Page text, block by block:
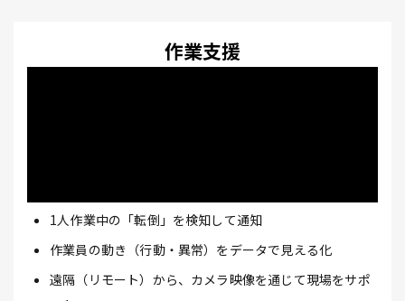
作業支援
1人作業中の「転倒」を検知して通知
作業員の動き（行動・異常）をデータで見える化
遠隔（リモート）から、カメラ映像を通じて現場をサポ